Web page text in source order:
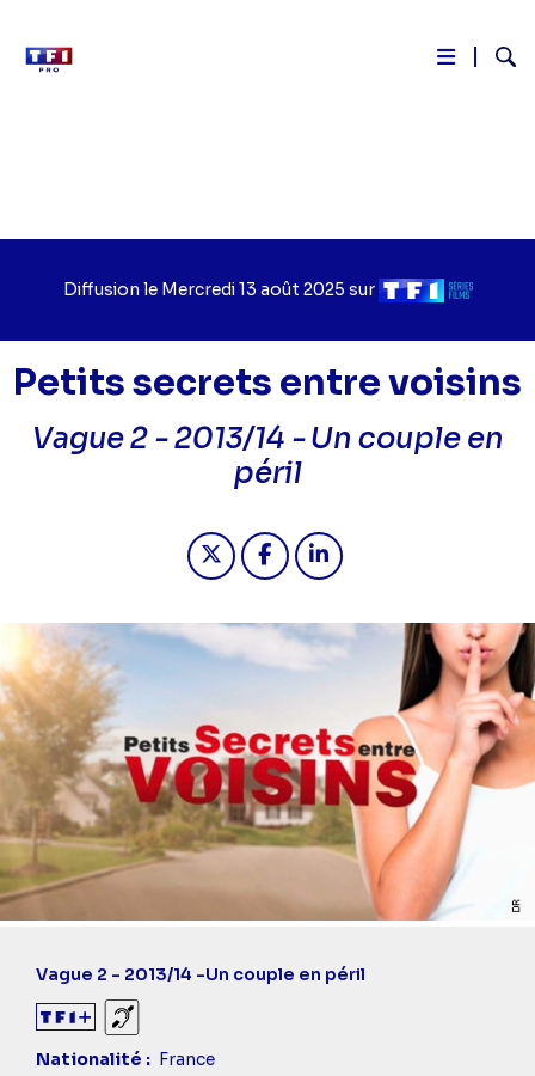
Diffusion le Jour
diffusion
Mercredi 13 août 2025 sur Chaîne
diffusion
Petits secrets entre voisins
Vague 2 - 2013/14 -Un couple en
péril
Partager "2025-08-13 11:15 -
Partager "2025-08-13
Vague 2 - 2013/14 -Un couple en péril
Sourds et malentendants
Nationalité
France